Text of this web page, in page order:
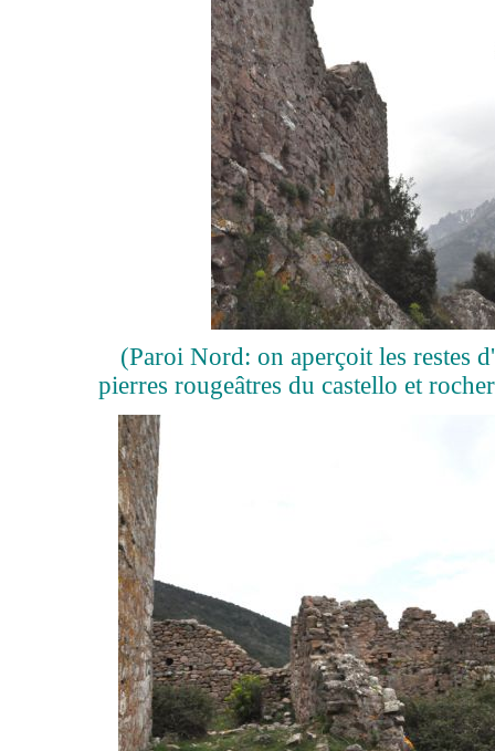
(Paroi Nord: on aperçoit les restes
pierres rougeâtres du castello et